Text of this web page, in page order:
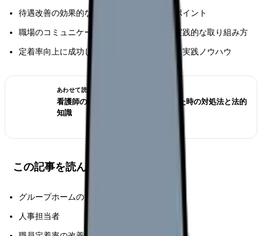
待遇改善の効果的な進め方とその具体的なポイント
職場のコミュニケーション活性化に向けた実践的な取り組み方
定着率向上に成功した施設の具体的な事例と実践ノウハウ
あわせて読みたい
看護師の退職交渉術｜引き止められた時の対処法と法的
知識
この記事を読んでほしい人
グループホームの施設長・管理者
人事担当者